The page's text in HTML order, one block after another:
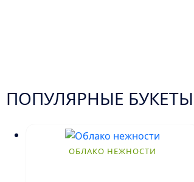
ПОПУЛЯРНЫЕ БУКЕТЫ
ОБЛАКО НЕЖНОСТИ